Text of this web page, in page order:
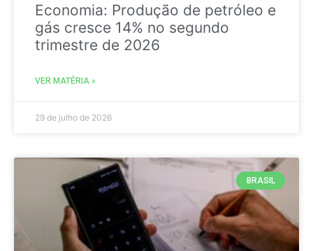
Economia: Produção de petróleo e
gás cresce 14% no segundo
trimestre de 2026
VER MATÉRIA »
29 de julho de 2026
BRASIL